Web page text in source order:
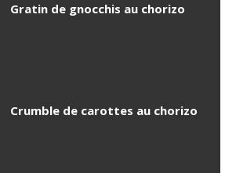
Gratin de gnocchis au chorizo
Crumble de carottes au chorizo